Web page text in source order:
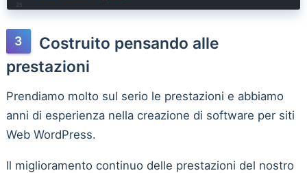
Costruito pensando alle
prestazioni
Prendiamo molto sul serio le prestazioni e abbiamo
anni di esperienza nella creazione di software per siti
Web WordPress.
Il miglioramento continuo delle prestazioni del nostro